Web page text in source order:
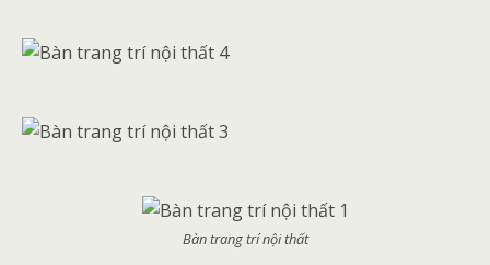
Bàn trang trí nội thất